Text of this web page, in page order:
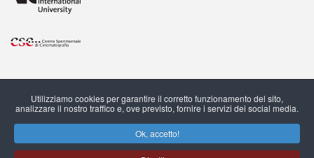
Utilizziamo cookies per garantire il corretto funzionamento del sito,
analizzare il nostro traffico e, ove previsto, fornire i servizi dei social media.
Ok, accetto!